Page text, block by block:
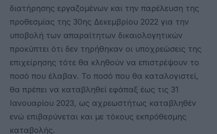
διατήρησης εργαζομένων και την παρέλευση της
προθεσμίας της 30ης Δεκεμβρίου 2022 για την
υποβολή των απαραίτητων δικαιολογητικών
προκύπτει ότι δεν τηρήθηκαν οι υποχρεώσεις της
επιχείρησης τότε θα κληθούν να επιστρέψουν το
ποσό που έλαβαν. Το ποσό που θα καταλογιστεί,
θα πρέπει να καταβληθεί εφάπαξ έως τις 31
Ιανουαρίου 2023, ως αχρεωστήτως καταβληθέν
ενώ επιβαρύνεται και με τόκους εκπρόθεσμης
καταβολής.